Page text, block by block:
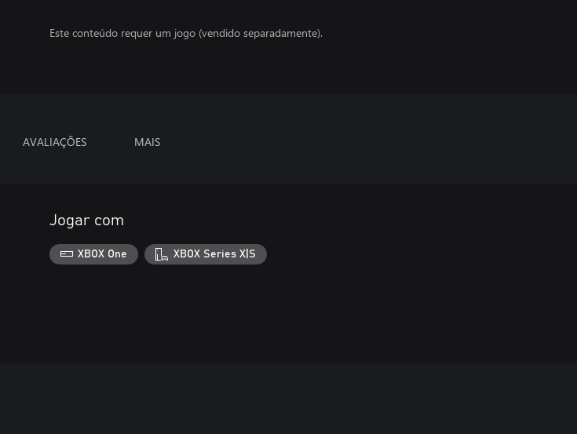
Este conteúdo requer um jogo (vendido separadamente).
AVALIAÇÕES MAIS
Jogar com
XBOX One XBOX Series X|S